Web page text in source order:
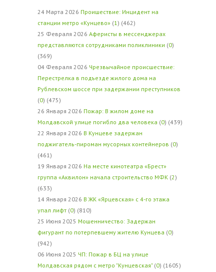
24 Марта 2026 Проишествие: Инцидент на
станции метро «Кунцево» (1) (462)
25 Февраля 2026 Аферисты в мессенджерах
представляются сотрудниками поликлиники (0)
(369)
04 Февраля 2026 Чрезвычайное происшествие:
Перестрелка в подъезде жилого дома на
Рублевском шоссе при задержании преступников
(0) (475)
26 Января 2026 Пожар: В жилом доме на
Молдавской улице погибло два человека (0) (439)
22 Января 2026 В Кунцеве задержан
поджигатель-пироман мусорных контейнеров (0)
(461)
19 Января 2026 На месте кинотеатра «Брест»
группа «Аквилон» начала строительство МФК (2)
(633)
14 Января 2026 В ЖК «Ярцевская» с 4-го этажа
упал лифт (0) (810)
25 Июня 2025 Мошенничество: Задержан
фигурант по потерпевшему жителю Кунцева (0)
(942)
06 Июня 2025 ЧП: Пожар в БЦ на улице
Молдавская рядом с метро "Кунцевская" (0) (1605)